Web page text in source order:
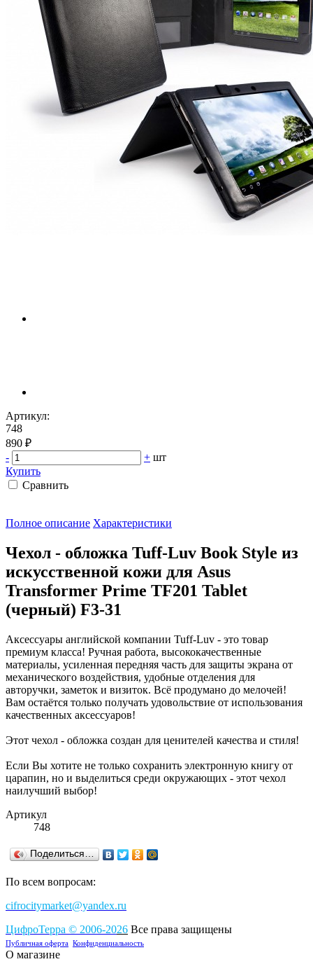
Артикул:
748
890 ₽
-
+ шт
Купить
Сравнить
Полное описание Характеристики
Чехол - обложка Tuff-Luv Book Style из
искусственной кожи для Asus
Transformer Prime TF201 Tablet
(черный) F3-31
Аксессуары английской компании Tuff-Luv - это товар
премиум класса! Ручная работа, высококачественные
материалы, усиленная передняя часть для защиты экрана от
механического воздействия, удобные отделения для
авторучки, заметок и визиток. Всё продумано до мелочей!
Вам остаётся только получать удовольствие от использования
качественных аксессуаров!
Этот чехол - обложка создан для ценителей качества и стиля!
Если Вы хотите не только сохранить электронную книгу от
царапин, но и выделиться среди окружающих - этот чехол
наилучший выбор!
Артикул
748
Поделиться…
По всем вопросам:
cifrocitymarket@yandex.ru
ЦифроТерра © 2006-2026 Все права защищены
Публичная оферта Конфиденциальность
О магазине